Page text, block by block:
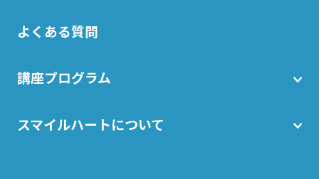
よくある質問
講座プログラム
スマイルハートについて